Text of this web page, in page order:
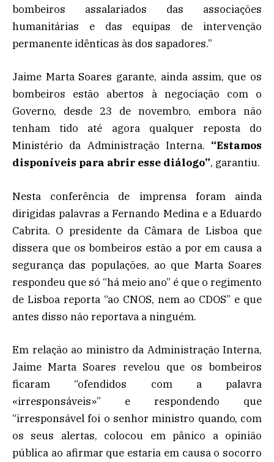
bombeiros assalariados das associações
humanitárias e das equipas de intervenção
permanente idênticas às dos sapadores.”
Jaime Marta Soares garante, ainda assim, que os
bombeiros estão abertos à negociação com o
Governo, desde 23 de novembro, embora não
tenham tido até agora qualquer reposta do
Ministério da Administração Interna. “Estamos
disponíveis para abrir esse diálogo”, garantiu.
Nesta conferência de imprensa foram ainda
dirigidas palavras a Fernando Medina e a Eduardo
Cabrita. O presidente da Câmara de Lisboa que
dissera que os bombeiros estão a por em causa a
segurança das populações, ao que Marta Soares
respondeu que só “há meio ano” é que o regimento
de Lisboa reporta “ao CNOS, nem ao CDOS” e que
antes disso não reportava a ninguém.
Em relação ao ministro da Administração Interna,
Jaime Marta Soares revelou que os bombeiros
ficaram “ofendidos com a palavra
«irresponsáveis»” e respondendo que
“irresponsável foi o senhor ministro quando, com
os seus alertas, colocou em pânico a opinião
pública ao afirmar que estaria em causa o socorro